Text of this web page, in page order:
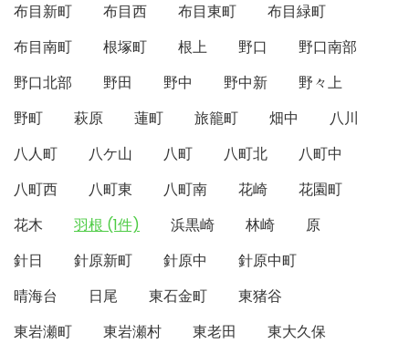
布目新町
布目西 布目東町
布目緑町
布目南町
根塚町 根上 野口
野口南部
野口北部
野田 野中 野中新
野々上
野町
萩原 蓮町 旅籠町 畑中
八川
八人町
八ケ山 八町 八町北
八町中
八町西
八町東 八町南 花崎
花園町
花木
羽根 (1件) 浜黒崎 林崎
原
針日
針原新町 針原中
針原中町
晴海台
日尾 東石金町
東猪谷
東岩瀬町
東岩瀬村 東老田 東大久保